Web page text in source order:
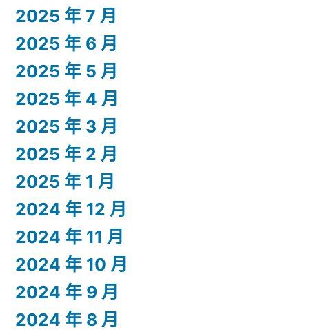
2025 年 7 月
2025 年 6 月
2025 年 5 月
2025 年 4 月
2025 年 3 月
2025 年 2 月
2025 年 1 月
2024 年 12 月
2024 年 11 月
2024 年 10 月
2024 年 9 月
2024 年 8 月